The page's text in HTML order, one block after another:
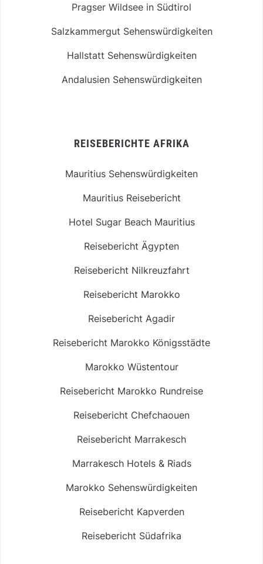
Pragser Wildsee in Südtirol
Salzkammergut Sehenswürdigkeiten
Hallstatt Sehenswürdigkeiten
Andalusien Sehenswürdigkeiten
REISEBERICHTE AFRIKA
Mauritius Sehenswürdigkeiten
Mauritius Reisebericht
Hotel Sugar Beach Mauritius
Reisebericht Ägypten
Reisebericht Nilkreuzfahrt
Reisebericht Marokko
Reisebericht Agadir
Reisebericht Marokko Königsstädte
Marokko Wüstentour
Reisebericht Marokko Rundreise
Reisebericht Chefchaouen
Reisebericht Marrakesch
Marrakesch Hotels & Riads
Marokko Sehenswürdigkeiten
Reisebericht Kapverden
Reisebericht Südafrika